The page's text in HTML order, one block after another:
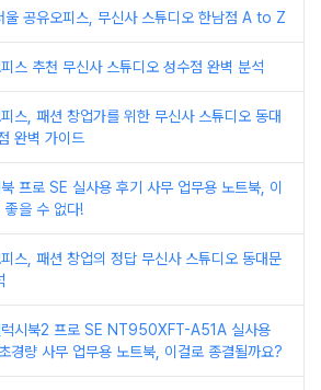
울 공유오피스, 무신사 스튜디오 한남점 A to Z
스 추천 무신사 스튜디오 성수점 완벽 분석
스, 패션 창업가를 위한 무신사 스튜디오 동대
완벽 가이드
프로 SE 실사용 후기 사무 업무용 노트북, 이
좋을 수 없다!
스, 패션 창업의 정답 무신사 스튜디오 동대문
럭시북2 프로 SE NT950XFT-A51A 실사용
경량 사무 업무용 노트북, 이걸로 종결될까요?